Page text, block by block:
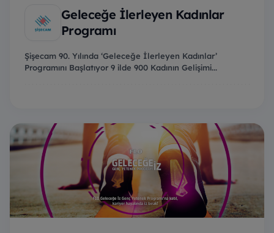
Geleceğe İlerleyen Kadınlar
Programı
Şişecam 90. Yılında ‘Geleceğe İlerleyen Kadınlar’
Programını Başlatıyor 9 ilde 900 Kadının Gelişimi...